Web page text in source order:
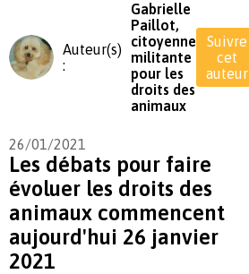
Auteur(s)
:
Gabrielle
Paillot,
citoyenne
militante
pour les
droits des
animaux
Suivre
cet
auteur
26/01/2021
Les débats pour faire
évoluer les droits des
animaux commencent
aujourd'hui 26 janvier
2021